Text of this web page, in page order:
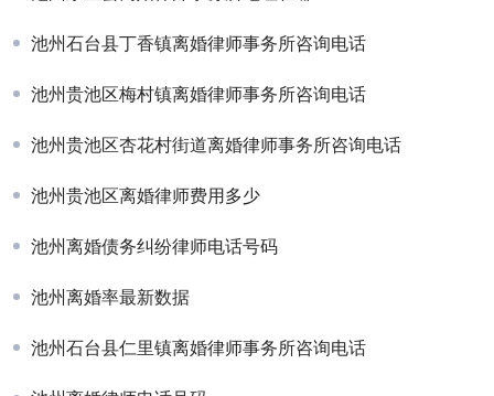
池州石台县丁香镇离婚律师事务所咨询电话
池州贵池区梅村镇离婚律师事务所咨询电话
池州贵池区杏花村街道离婚律师事务所咨询电话
池州贵池区离婚律师费用多少
池州离婚债务纠纷律师电话号码
池州离婚率最新数据
池州石台县仁里镇离婚律师事务所咨询电话